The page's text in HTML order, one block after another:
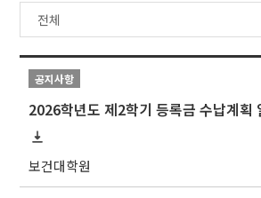
공지사항
2026학년도 제2학기 등록금 수납계획
보건대학원